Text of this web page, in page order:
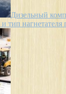
Дизельный
тип нагнетателя